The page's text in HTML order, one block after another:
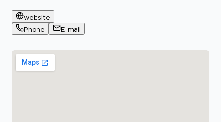
website
Phone
E-mail